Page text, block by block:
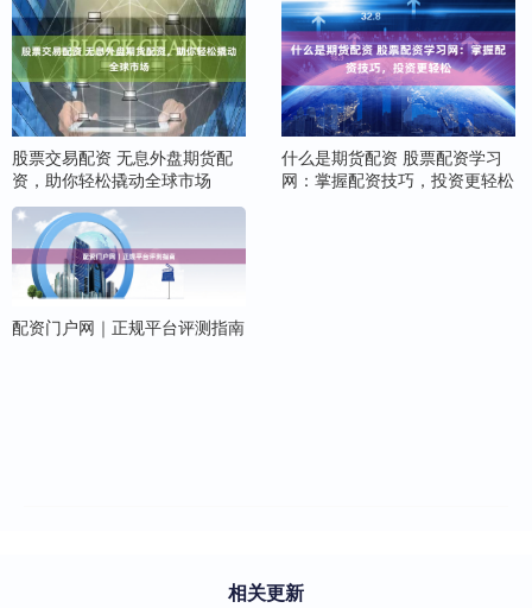
股票交易配资 无息外盘期货配
资，助你轻松撬动全球市场
什么是期货配资 股票配资学习
网：掌握配资技巧，投资更轻松
配资门户网｜正规平台评测指南
相关更新